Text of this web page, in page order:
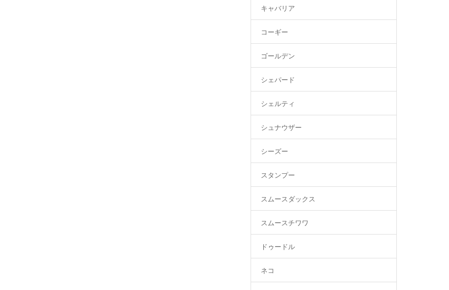
キャバリア
コーギー
ゴールデン
シェパード
シェルティ
シュナウザー
シーズー
スタンプー
スムースダックス
スムースチワワ
ドゥードル
ネコ